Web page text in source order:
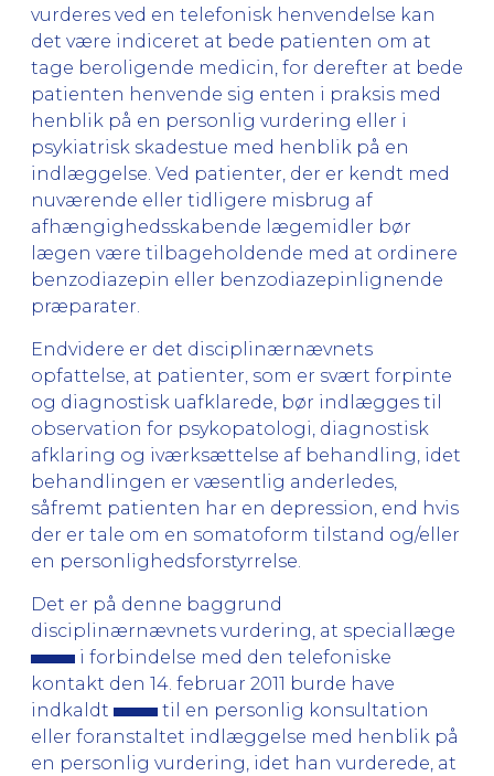
vurderes ved en telefonisk henvendelse kan
det være indiceret at bede patienten om at
tage beroligende medicin, for derefter at bede
patienten henvende sig enten i praksis med
henblik på en personlig vurdering eller i
psykiatrisk skadestue med henblik på en
indlæggelse. Ved patienter, der er kendt med
nuværende eller tidligere misbrug af
afhængighedsskabende lægemidler bør
lægen være tilbageholdende med at ordinere
benzodiazepin eller benzodiazepinlignende
præparater.
Endvidere er det disciplinærnævnets
opfattelse, at patienter, som er svært forpinte
og diagnostisk uafklarede, bør indlægges til
observation for psykopatologi, diagnostisk
afklaring og iværksættelse af behandling, idet
behandlingen er væsentlig anderledes,
såfremt patienten har en depression, end hvis
der er tale om en somatoform tilstand og/eller
en personlighedsforstyrrelse.
Det er på denne baggrund
disciplinærnævnets vurdering, at speciallæge
i forbindelse med den telefoniske
kontakt den 14. februar 2011 burde have
indkaldt
til en personlig konsultation
eller foranstaltet indlæggelse med henblik på
en personlig vurdering, idet han vurderede, at